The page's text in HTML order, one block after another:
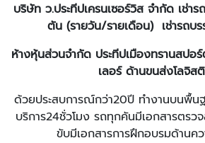
บริษัท ว.ประทีปเครนเซอร์วิส จำกัด เช่า
ตัน (รายวัน/รายเดือน) เช่ารถบ
ห้างหุ้นส่วนจำกัด ประทีปเมืองทรานสปอร์
เลอร์ ด้านขนส่งโลจิส
ด้วยประสบการณ์กว่า20ปี ทำงานบนพื้น
บริการ24ชั่วโมง รถทุกคันมีเอกสารตรว
ขับมีเอกสารการฝึกอบรมด้านค